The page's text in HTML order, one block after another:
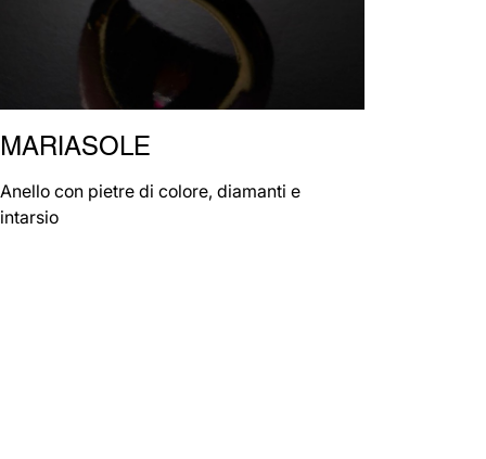
MARIASOLE
Anello con pietre di colore, diamanti e
intarsio